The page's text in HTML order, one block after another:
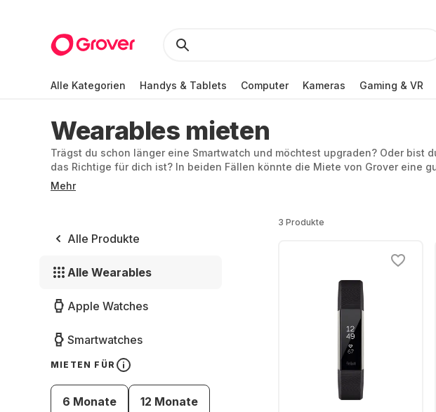
Alle Kategorien Handys & Tablets Computer Kameras Gaming & VR
Wearables mieten
Trägst du schon länger eine Smartwatch und möchtest upgraden? Oder bist
das Richtige für dich ist? In beiden Fällen könnte die Miete von Grover eine
du eine Smartwatch mieten statt kaufen. So bleibst du flexibel und legst dich
außerdem kannst du mehrere Optionen für eine gewisse Laufzeit
Mehr
Alle Produkte
Alle Wearables
Apple Watches
Smartwatches
MIETEN FÜR
6 Monate 12 Monate
3 Produkte